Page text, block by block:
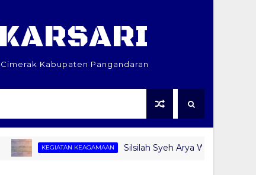
Kabupaten Pangandaran
KEGIATAN KEAGAMAAN Silsilah Syeh Arya Wangi, Syeh